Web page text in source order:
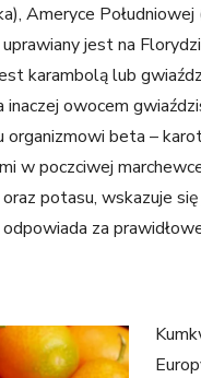
Ameryce Południowej
jest na
karambolą lub
owocem
organizmowi beta –
w poczciwej
potasu, wskazuje
za